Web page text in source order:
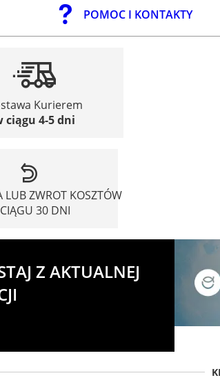
POMOC I KONTAKTY
Kurierem
ciągu 4-5 dni
LUB ZWROT KOSZTÓW
30 DNI
Z AKTUALNEJ